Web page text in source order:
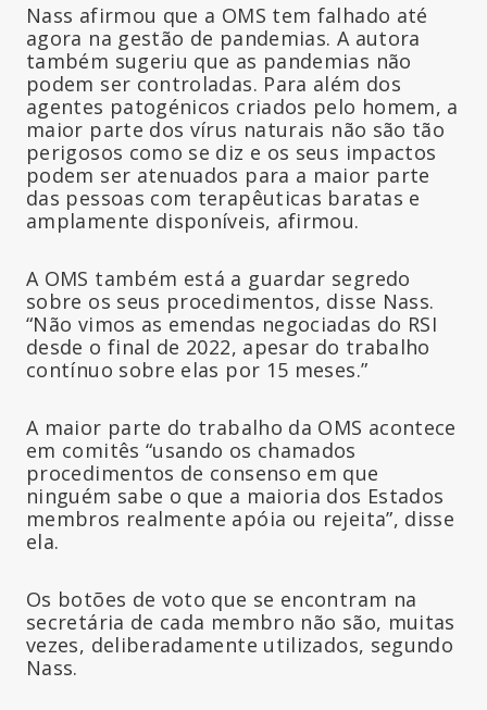
Nass afirmou que a OMS tem falhado até
agora na gestão de pandemias. A autora
também sugeriu que as pandemias não
podem ser controladas. Para além dos
agentes patogénicos criados pelo homem, a
maior parte dos vírus naturais não são tão
perigosos como se diz e os seus impactos
podem ser atenuados para a maior parte
das pessoas com terapêuticas baratas e
amplamente disponíveis, afirmou.
A OMS também está a guardar segredo
sobre os seus procedimentos, disse Nass.
“Não vimos as emendas negociadas do RSI
desde o final de 2022, apesar do trabalho
contínuo sobre elas por 15 meses.”
A maior parte do trabalho da OMS acontece
em comitês “usando os chamados
procedimentos de consenso em que
ninguém sabe o que a maioria dos Estados
membros realmente apóia ou rejeita”, disse
ela.
Os botões de voto que se encontram na
secretária de cada membro não são, muitas
vezes, deliberadamente utilizados, segundo
Nass.